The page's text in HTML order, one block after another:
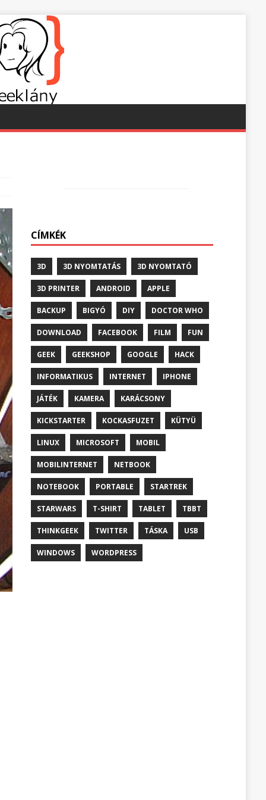
CÍMKÉK
3D 3D NYOMTATÁS 3D NYOMTATÓ
3D PRINTER ANDROID APPLE
BACKUP BIGYÓ DIY DOCTOR WHO
DOWNLOAD FACEBOOK FILM FUN
GEEK GEEKSHOP GOOGLE HACK
INFORMATIKUS INTERNET IPHONE
JÁTÉK KAMERA KARÁCSONY
KICKSTARTER KOCKASFUZET KÜTYÜ
LINUX MICROSOFT MOBIL
MOBILINTERNET NETBOOK
NOTEBOOK PORTABLE STARTREK
STARWARS T-SHIRT TABLET TBBT
THINKGEEK TWITTER TÁSKA USB
WINDOWS WORDPRESS